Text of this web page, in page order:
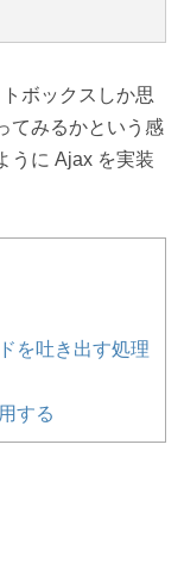
ボックスしか思
てみるかという感
うに Ajax を実装
を吐き出す処理
する